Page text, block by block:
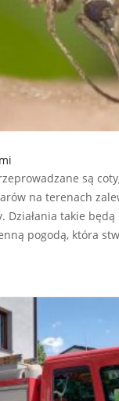
są
na terenach
takie
pogodą, która